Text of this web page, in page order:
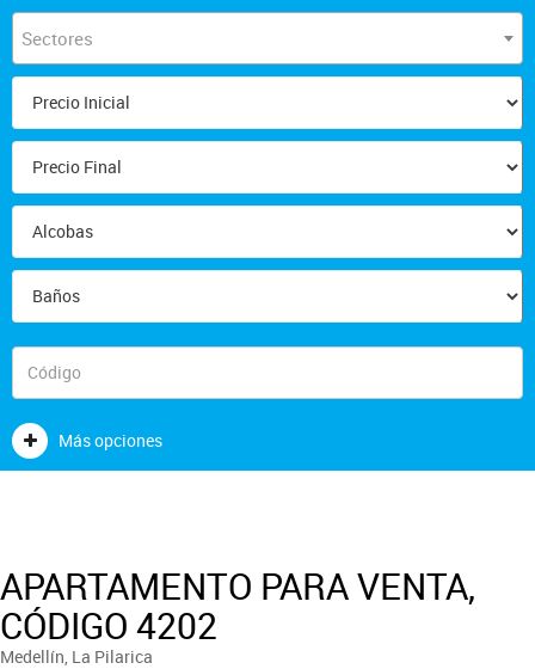
Sectores
Más opciones
APARTAMENTO PARA VENTA,
CÓDIGO 4202
Medellín, La Pilarica